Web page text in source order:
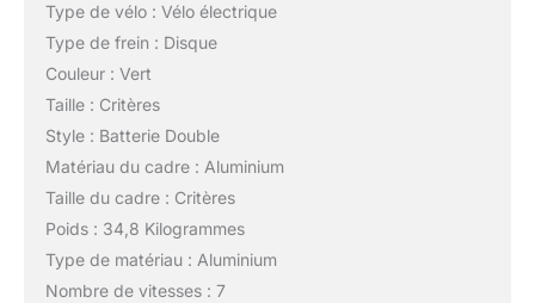
Type de vélo : Vélo électrique
Type de frein : Disque
Couleur : Vert
Taille : Critères
Style : Batterie Double
Matériau du cadre : Aluminium
Taille du cadre : Critères
Poids : 34,8 Kilogrammes
Type de matériau : Aluminium
Nombre de vitesses : 7